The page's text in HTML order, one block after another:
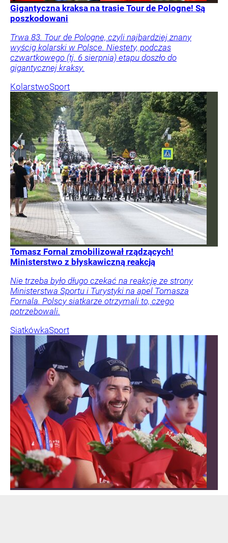
Gigantyczna kraksa na trasie Tour de Pologne! Są
poszkodowani
Trwa 83. Tour de Pologne, czyli najbardziej znany
wyścig kolarski w Polsce. Niestety, podczas
czwartkowego (tj. 6 sierpnia) etapu doszło do
gigantycznej kraksy.
KolarstwoSport
Tomasz Fornal zmobilizował rządzących!
Ministerstwo z błyskawiczną reakcją
Nie trzeba było długo czekać na reakcję ze strony
Ministerstwa Sportu i Turystyki na apel Tomasza
Fornala. Polscy siatkarze otrzymali to, czego
potrzebowali.
SiatkówkaSport